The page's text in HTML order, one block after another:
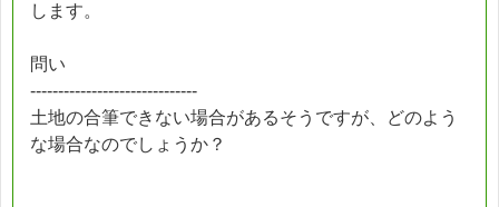
します。
問い
------------------------------
土地の合筆できない場合があるそうですが、どのよう
な場合なのでしょうか？